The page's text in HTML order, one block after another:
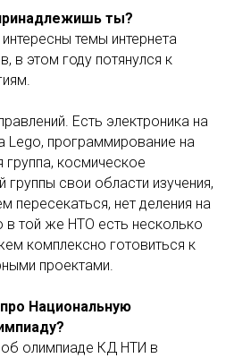
ты?
темы интернета
в этом году потянулся к
Есть электроника на
Lego, программирование на
группа, космическое
свои области изучения,
нет деления на
в той же НТО есть несколько
комплексно готовиться к
проектами.
Национальную
об олимпиаде КД НТИ в